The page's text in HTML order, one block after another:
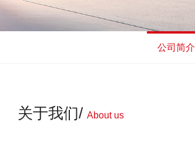
公司简介
关于我们/ About us